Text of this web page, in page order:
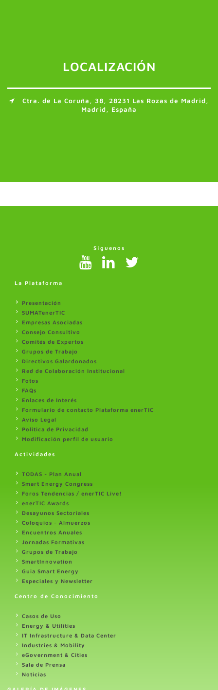
LOCALIZACIÓN
Ctra. de La Coruña, 38, 28231 Las Rozas de Madrid,
Madrid, España
Síguenos
La Plataforma
Presentación
SUMATenerTIC
Empresas Asociadas
Consejo Consultivo
Comités de Expertos
Grupos de Trabajo
Directivos Galardonados
Red de Colaboración Institucional
Fotos
FAQs
Enlaces de Interés
Formulario de contacto Plataforma enerTIC
Aviso Legal
Politica de Privacidad
Modificación perfil de usuario
Actividades
TODAS - Plan Anual
Smart Energy Congress
Foros Tendencias / enerTIC Live!
enerTIC Awards
Desayunos Sectoriales
Coloquios - Almuerzos
Encuentros Anuales
Jornadas Formativas
Grupos de Trabajo
SmartInnovation
Guia Smart Energy
Especiales y Newsletter
Centro de Conocimiento
Casos de Uso
Energy & Utilities
IT Infrastructure & Data Center
Industries & Mobility
eGovernment & Cities
Sala de Prensa
Noticias